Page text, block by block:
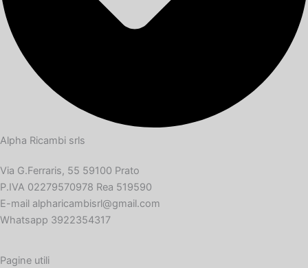
Alpha Ricambi srls
Via G.Ferraris, 55 59100 Prato
P.IVA 02279570978 Rea 519590
E-mail alpharicambisrl@gmail.com
Whatsapp 3922354317
Pagine utili